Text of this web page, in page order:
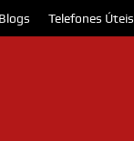
Telefones Úteis